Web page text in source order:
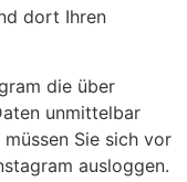
dort Ihren
die über
unmittelbar
Sie sich vor
ausloggen.